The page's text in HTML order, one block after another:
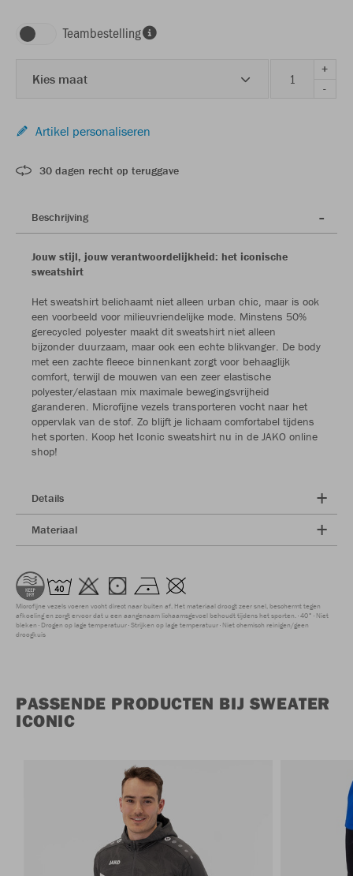
Teambestelling
Kies maat
+
-
Artikel personaliseren
30 dagen recht op teruggave
Beschrijving
Jouw stijl, jouw verantwoordelijkheid: het iconische
sweatshirt
Het sweatshirt belichaamt niet alleen urban chic, maar is ook
een voorbeeld voor milieuvriendelijke mode. Minstens 50%
gerecycled polyester maakt dit sweatshirt niet alleen
bijzonder duurzaam, maar ook een echte blikvanger. De body
met een zachte fleece binnenkant zorgt voor behaaglijk
comfort, terwijl de mouwen van een zeer elastische
polyester/elastaan mix maximale bewegingsvrijheid
garanderen. Microfijne vezels transporteren vocht naar het
oppervlak van de stof. Zo blijft je lichaam comfortabel tijdens
het sporten. Koop het Iconic sweatshirt nu in de JAKO online
shop!
Details
Materiaal
Microfijne vezels voeren vocht direct naar buiten af. Het materiaal droogt zeer snel, beschermt tegen
afkoeling en zorgt ervoor dat u een aangenaam lichaamsgevoel behoudt tijdens het sporten. 40° Niet
bleken Drogen op lage temperatuur Strijken op lage temperatuur Niet chemisch reinigen/geen
droogkuis
PASSENDE PRODUCTEN BIJ SWEATER
ICONIC